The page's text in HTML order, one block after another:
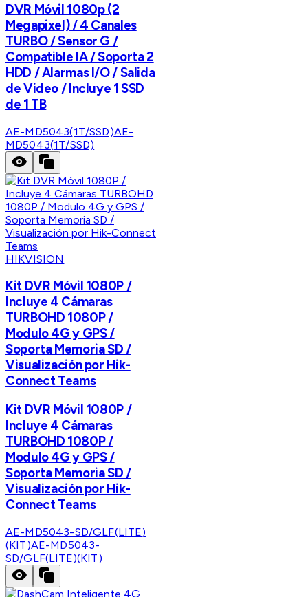
DVR Móvil 1080p (2
Megapixel) / 4 Canales
TURBO / Sensor G /
Compatible IA / Soporta 2
HDD / Alarmas I/O / Salida
de Video / Incluye 1 SSD
de 1 TB
AE-MD5043(1T/SSD)AE-
MD5043(1T/SSD)
HIKVISION
Kit DVR Móvil 1080P /
Incluye 4 Cámaras
TURBOHD 1080P /
Modulo 4G y GPS /
Soporta Memoria SD /
Visualización por Hik-
Connect Teams
Kit DVR Móvil 1080P /
Incluye 4 Cámaras
TURBOHD 1080P /
Modulo 4G y GPS /
Soporta Memoria SD /
Visualización por Hik-
Connect Teams
AE-MD5043-SD/GLF(LITE)
(KIT)AE-MD5043-
SD/GLF(LITE)(KIT)